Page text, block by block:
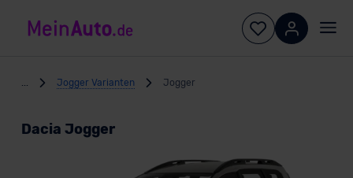
Jogger Varianten Jogger
Dacia Jogger